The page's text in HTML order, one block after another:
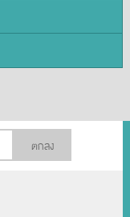
ตกลง